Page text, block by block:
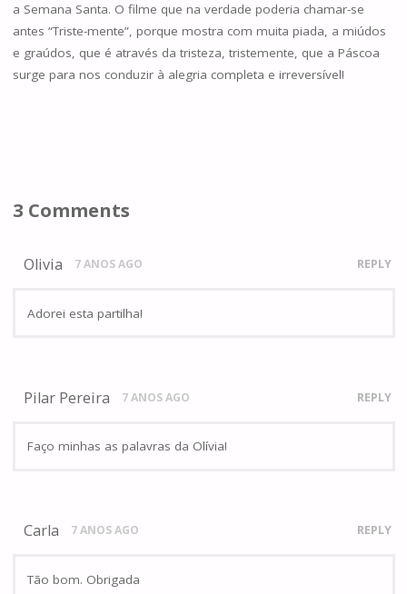
a Semana Santa. O filme que na verdade poderia chamar-se
antes “Triste-mente”, porque mostra com muita piada, a miúdos
e graúdos, que é através da tristeza, tristemente, que a Páscoa
surge para nos conduzir à alegria completa e irreversível!
3 Comments
Olivia 7 ANOS AGO REPLY
Adorei esta partilha!
Pilar Pereira 7 ANOS AGO REPLY
Faço minhas as palavras da Olívia!
Carla 7 ANOS AGO REPLY
Tão bom. Obrigada